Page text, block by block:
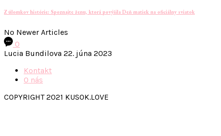
Z úlomkov histórie: Spoznajte ženu, ktorá povýšila Deň matiek na oficiálny sviatok
No Newer Articles
0
Lucia Bundilova 22. júna 2023
Kontakt
O nás
COPYRIGHT 2021 KUSOK.LOVE